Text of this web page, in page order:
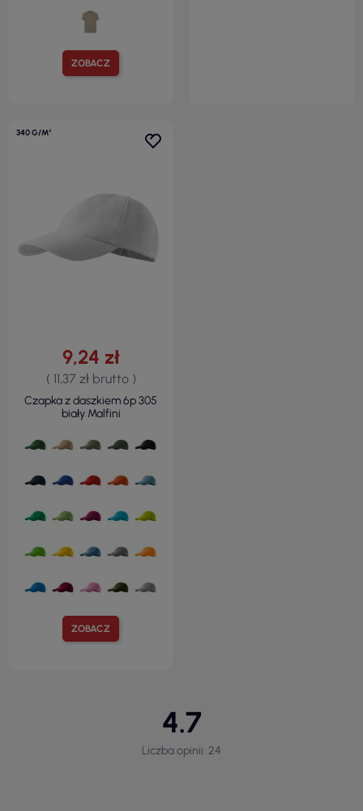
ZOBACZ
340 G/M²
ZOBACZ
9,24 zł
( 11,37 zł brutto )
Czapka z daszkiem 6p 305
biały Malfini
4.7
Liczba opinii: 24